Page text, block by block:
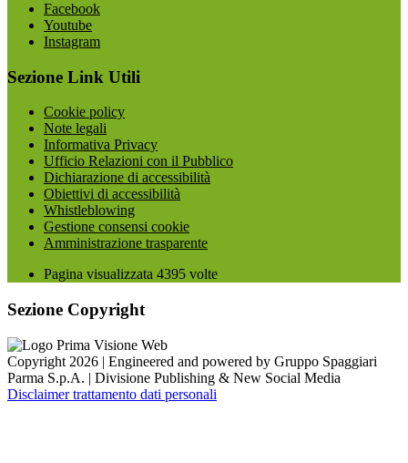
Facebook
Youtube
Instagram
Sezione Link Utili
Cookie policy
Note legali
Informativa Privacy
Ufficio Relazioni con il Pubblico
Dichiarazione di accessibilità
Obiettivi di accessibilità
Whistleblowing
Gestione consensi cookie
Amministrazione trasparente
Pagina visualizzata 4395 volte
Sezione Copyright
Copyright 2026 | Engineered and powered by Gruppo Spaggiari
Parma S.p.A. | Divisione Publishing & New Social Media
Disclaimer trattamento dati personali